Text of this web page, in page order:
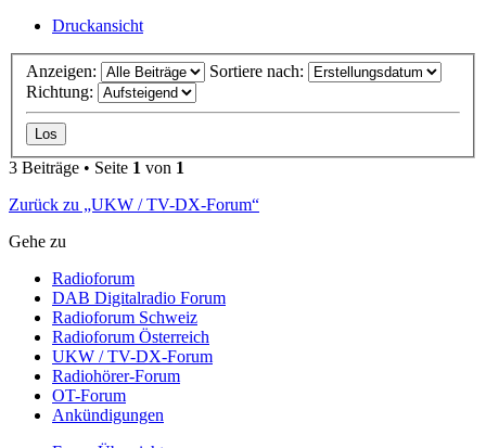
Druckansicht
Anzeigen:
Sortiere nach:
Richtung:
3 Beiträge • Seite 1 von 1
Zurück zu „UKW / TV-DX-Forum“
Gehe zu
Radioforum
DAB Digitalradio Forum
Radioforum Schweiz
Radioforum Österreich
UKW / TV-DX-Forum
Radiohörer-Forum
OT-Forum
Ankündigungen